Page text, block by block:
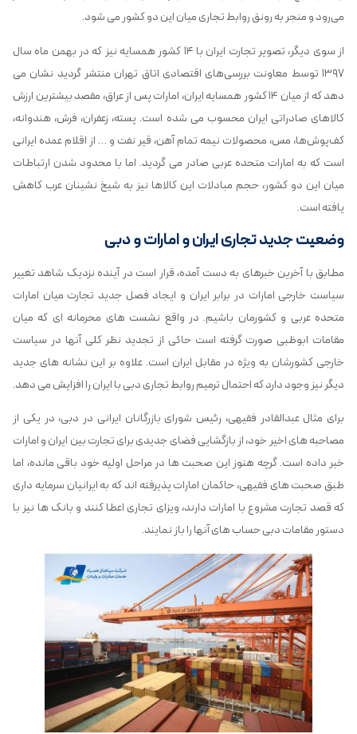
می‌رود و منجر به رونق روابط تجاری میان این دو کشور می شود.
از سوی دیگر، تصویر تجارت ایران با ۱۴ کشور همسایه نیز که در بهمن ماه سال
۱۳۹۷ توسط معاونت بررسی‌های اقتصادی اتاق تهران منتشر گردید نشان می
دهد که از میان ۱۴ کشور همسایه ایران، امارات پس از عراق، مقصد بیشترین ارزش
کالاهای صادراتی ایران محسوب می شده است. پسته، زعفران، فرش، هندوانه،
کف‌پوش‌ها، مس، محصولات نیمه تمام آهن، قیر نفت و … از اقلام عمده ایرانی
است که به امارات متحده عربی صادر می گردید. اما با محدود شدن ارتباطات
میان این دو کشور، حجم مبادلات این کالاها نیز به شیخ نشینان عرب کاهش
یافته است.
وضعیت جدید تجاری ایران و امارات و دبی
مطابق با آخرین خبرهای به دست آمده، قرار است در آینده نزدیک شاهد تغییر
سیاست خارجی امارات در برابر ایران و ایجاد فصل جدید تجارت میان امارات
متحده عربی و کشورمان باشیم. در واقع نشست های محرمانه ای که میان
مقامات ابوظبی صورت گرفته است حاکی از تجدید نظر کلی آنها در سیاست
خارجی کشورشان به ویژه در مقابل ایران است. علاوه بر این نشانه های جدید
دیگر نیز وجود دارد که احتمال ترمیم روابط تجاری دبی با ایران را افزایش می دهد.
برای مثال عبدالقادر فقیهی، رئیس شورای بازرگانان ایرانی در دبی، در یکی از
مصاحبه های اخیر خود، از بازگشایی فضای جدیدی برای تجارت بین ایران و امارات
خبر داده است. گرچه هنوز این صحبت ها در مراحل اولیه خود باقی مانده، اما
طبق صحبت های فقیهی، حاکمان امارات پذیرفته اند که به ایرانیان سرمایه داری
که قصد تجارت مشروع با امارات دارند، ویزای تجاری اعطا کنند و بانک ها نیز با
دستور مقامات دبی حساب های آنها را باز نمایند.